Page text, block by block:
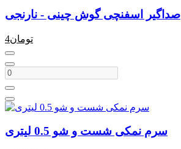
صداگیر اسفنچی گوش چینی - نارنجی
4تومان
سرم نمکی شست و شو 0.5 لیتری